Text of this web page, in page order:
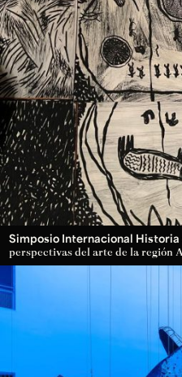
Simposio Internacional
perspectivas del arte de la región